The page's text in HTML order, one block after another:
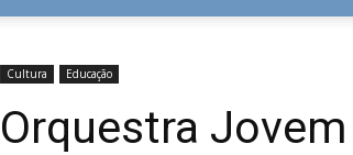
Cultura Educação
Orquestra